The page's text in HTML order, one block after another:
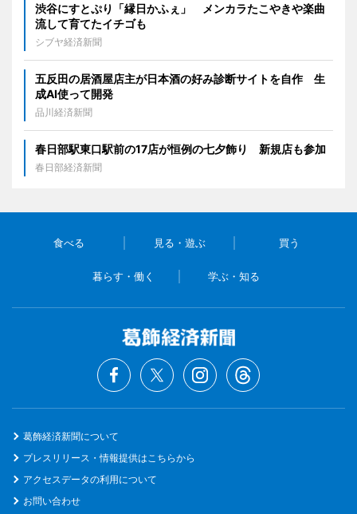
渋谷にすとぷり「縁日かふぇ」 メンカラたこやきや楽曲
流して育てたイチゴも
シブヤ経済新聞
五反田の居酒屋店主が日本酒の好み診断サイトを自作 生
成AI使って開発
品川経済新聞
春日部駅東口駅前の17店が恒例の七夕飾り 新規店も参加
春日部経済新聞
食べる 見る・遊ぶ 買う
暮らす・働く 学ぶ・知る
葛飾経済新聞について
プレスリリース・情報提供はこちらから
アクセスデータの利用について
お問い合わせ